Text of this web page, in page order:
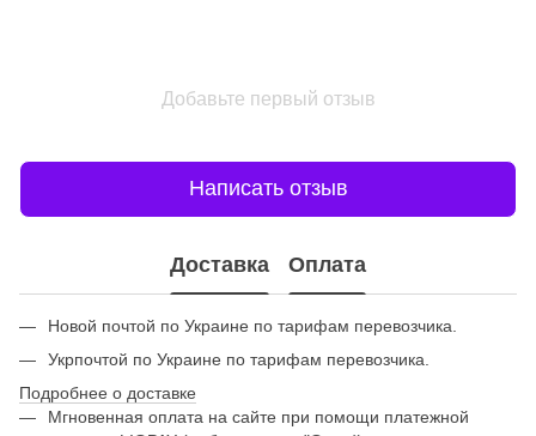
Добавьте первый отзыв
Написать отзыв
Доставка Оплата
Новой почтой по Украине по тарифам перевозчика.
Укрпочтой по Украине по тарифам перевозчика.
Подробнее о доставке
Мгновенная оплата на сайте при помощи платежной